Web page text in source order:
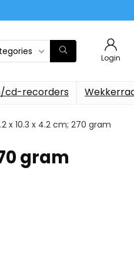
Login
cd-recorders
x 10.3 x 4.2 cm; 270 gram
gram